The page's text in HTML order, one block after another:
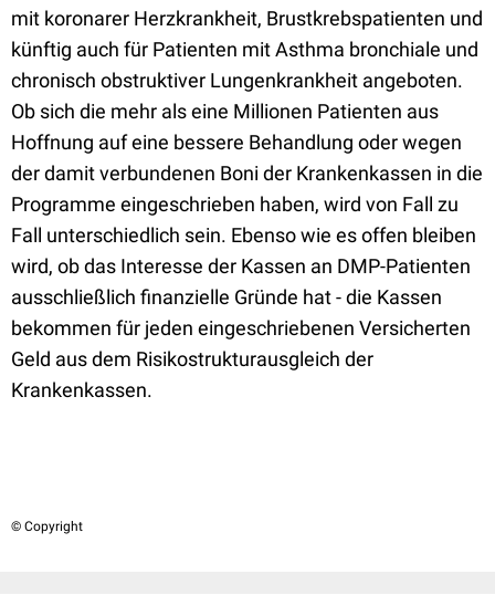
mit koronarer Herzkrankheit, Brustkrebspatienten und
künftig auch für Patienten mit Asthma bronchiale und
chronisch obstruktiver Lungenkrankheit angeboten.
Ob sich die mehr als eine Millionen Patienten aus
Hoffnung auf eine bessere Behandlung oder wegen
der damit verbundenen Boni der Krankenkassen in die
Programme eingeschrieben haben, wird von Fall zu
Fall unterschiedlich sein. Ebenso wie es offen bleiben
wird, ob das Interesse der Kassen an DMP-Patienten
ausschließlich finanzielle Gründe hat - die Kassen
bekommen für jeden eingeschriebenen Versicherten
Geld aus dem Risikostrukturausgleich der
Krankenkassen.
© Copyright